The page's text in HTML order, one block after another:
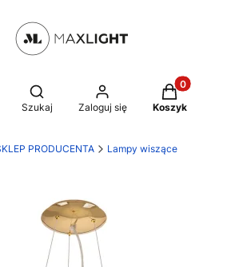
Otwórz wyszukiwarkę
Szukaj Zaloguj się
Produkty w
Koszyk
PRODUCENTA Lampy wiszące